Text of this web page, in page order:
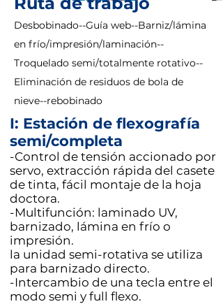
Desbobinado--Guía web--Barniz/lámina
en frío/impresión/laminación--
Troquelado semi/totalmente rotativo--
Eliminación de residuos de bola de
nieve--rebobinado
I: Estación de flexografía
semi/completa
-Control de tensión accionado por
servo, extracción rápida del casete
de tinta, fácil montaje de la hoja
doctora.
-Multifunción: laminado UV,
barnizado, lámina en frío o
impresión.
la unidad semi-rotativa se utiliza
para barnizado directo.
-Intercambio de una tecla entre el
modo semi y full flexo.